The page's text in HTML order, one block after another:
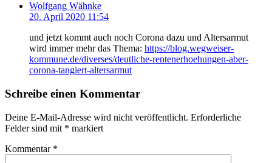
Wolfgang Wähnke
20. April 2020 11:54
und jetzt kommt auch noch Corona dazu und Altersarmut
wird immer mehr das Thema: https://blog.wegweiser-
kommune.de/diverses/deutliche-rentenerhoehungen-aber-
corona-tangiert-altersarmut
Schreibe einen Kommentar
Deine E-Mail-Adresse wird nicht veröffentlicht. Erforderliche
Felder sind mit * markiert
Kommentar *